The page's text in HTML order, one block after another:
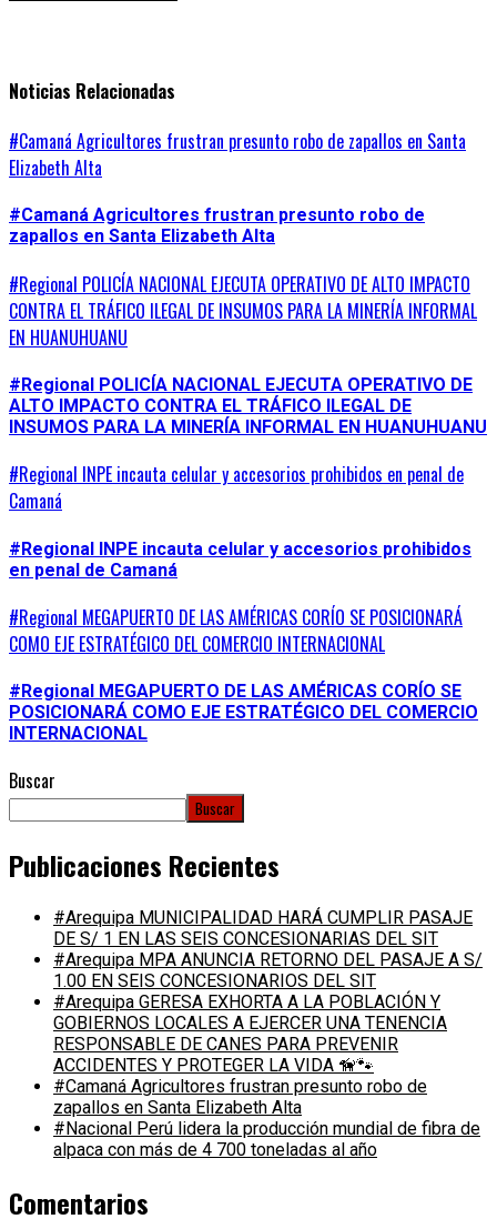
Noticias Relacionadas
#Camaná Agricultores frustran presunto robo de zapallos en Santa
Elizabeth Alta
#Camaná Agricultores frustran presunto robo de
zapallos en Santa Elizabeth Alta
#Regional POLICÍA NACIONAL EJECUTA OPERATIVO DE ALTO IMPACTO
CONTRA EL TRÁFICO ILEGAL DE INSUMOS PARA LA MINERÍA INFORMAL
EN HUANUHUANU
#Regional POLICÍA NACIONAL EJECUTA OPERATIVO DE
ALTO IMPACTO CONTRA EL TRÁFICO ILEGAL DE
INSUMOS PARA LA MINERÍA INFORMAL EN HUANUHUANU
#Regional INPE incauta celular y accesorios prohibidos en penal de
Camaná
#Regional INPE incauta celular y accesorios prohibidos
en penal de Camaná
#Regional MEGAPUERTO DE LAS AMÉRICAS CORÍO SE POSICIONARÁ
COMO EJE ESTRATÉGICO DEL COMERCIO INTERNACIONAL
#Regional MEGAPUERTO DE LAS AMÉRICAS CORÍO SE
POSICIONARÁ COMO EJE ESTRATÉGICO DEL COMERCIO
INTERNACIONAL
Buscar
Buscar
Publicaciones Recientes
#Arequipa MUNICIPALIDAD HARÁ CUMPLIR PASAJE
DE S/ 1 EN LAS SEIS CONCESIONARIAS DEL SIT
#Arequipa MPA ANUNCIA RETORNO DEL PASAJE A S/
1.00 EN SEIS CONCESIONARIOS DEL SIT
#Arequipa GERESA EXHORTA A LA POBLACIÓN Y
GOBIERNOS LOCALES A EJERCER UNA TENENCIA
RESPONSABLE DE CANES PARA PREVENIR
ACCIDENTES Y PROTEGER LA VIDA 🦮🐾
#Camaná Agricultores frustran presunto robo de
zapallos en Santa Elizabeth Alta
#Nacional Perú lidera la producción mundial de fibra de
alpaca con más de 4 700 toneladas al año
Comentarios